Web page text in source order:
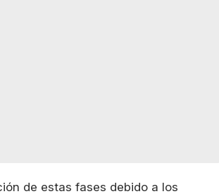
de estas fases debido a los